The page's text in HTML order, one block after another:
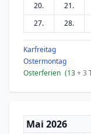
20.
21.
27.
28.
Karfreitag
Ostermontag
Osterferien (13+ 3
Mai 2026